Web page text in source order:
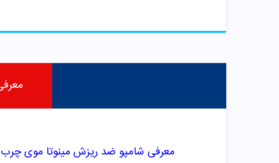
معرفی شامپو ضد ریزش مینوتا موی چرب